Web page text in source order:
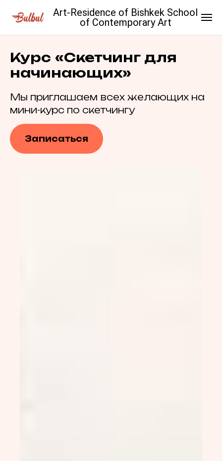
Art-Residence of Bishkek School
of Contemporary Art
Курс «Скетчинг для
начинающих»
Мы приглашаем всех желающих на
мини-курс по скетчингу
Записаться